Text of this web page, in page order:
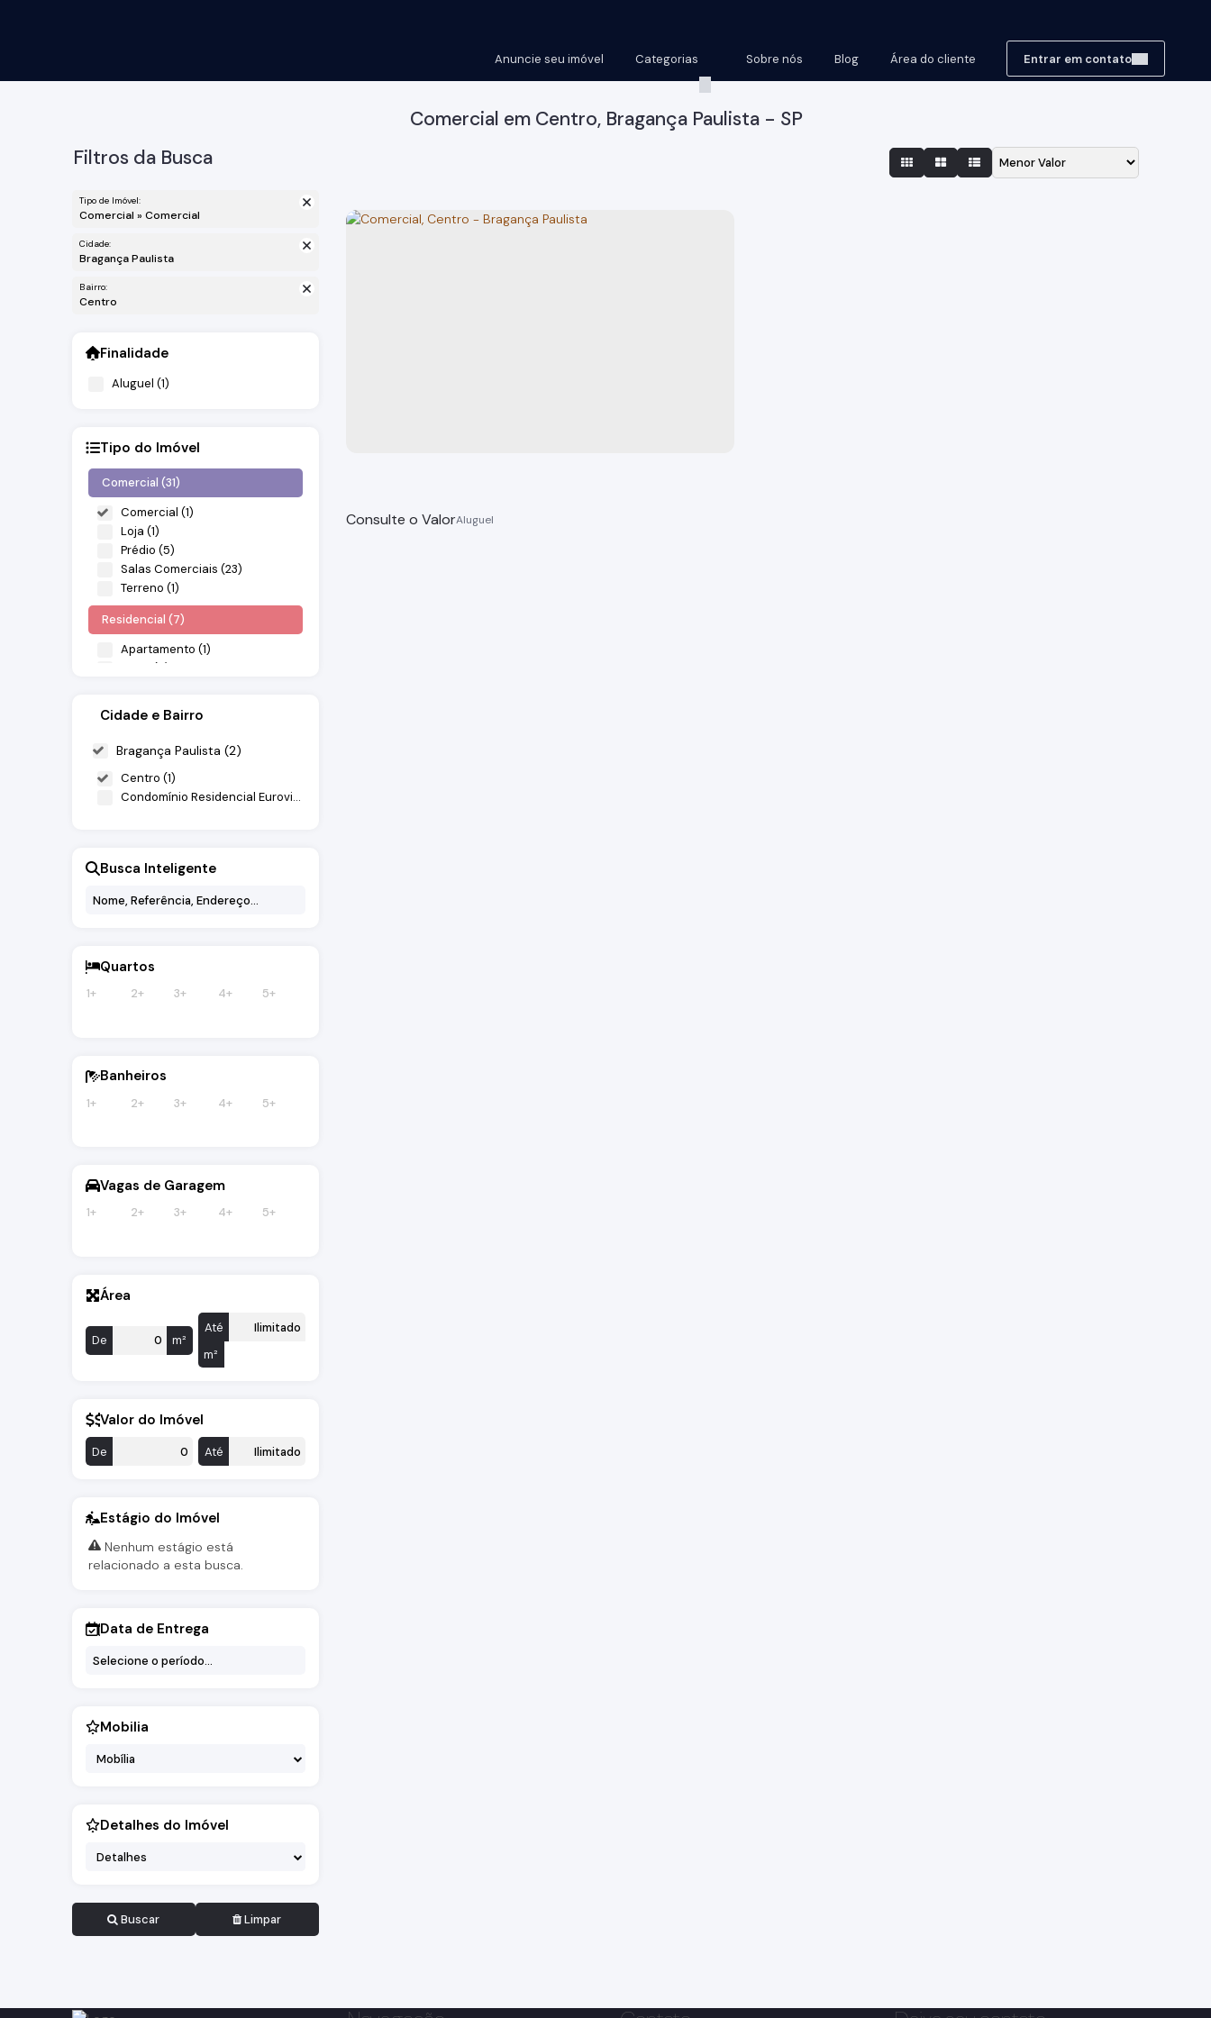
Entrar em contato
Área do cliente
Blog
Sobre nós
Categorias
Anuncie seu imóvel
Comercial em Centro, Bragança Paulista - SP
Filtros da Busca
Tipo de Imóvel:
Comercial » Comercial
Cidade:
Bragança Paulista
Bairro:
Centro
Finalidade
Aluguel (1)
Tipo do Imóvel
Comercial (31)
Comercial (1)
Loja (1)
Prédio (5)
Salas Comerciais (23)
Terreno (1)
Residencial (7)
Apartamento (1)
Casa (6)
Misto (1)
Outros (1)
Cidade e Bairro
Bragança Paulista (2)
Centro (1)
Condomínio Residencial Euroville (1)
Busca Inteligente
Quartos
1+ 2+ 3+ 4+ 5+
Banheiros
1+ 2+ 3+ 4+ 5+
Vagas de Garagem
1+ 2+ 3+ 4+ 5+
Área
De m²
Até
m²
Valor do Imóvel
De Até
Estágio do Imóvel
Nenhum estágio está
relacionado a esta busca.
Data de Entrega
Mobilia
Mobília
Detalhes do Imóvel
Detalhes
Buscar Limpar
Consulte o Valor